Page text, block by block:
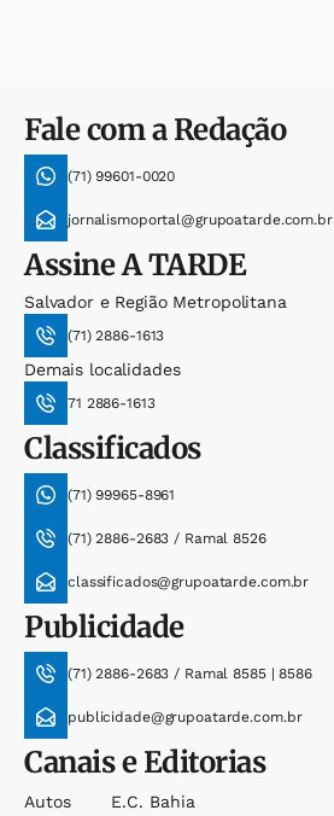
Fale com a Redação
(71) 99601-0020
jornalismoportal@grupoatarde.com.br
AssineA TARDE
Salvador e Região Metropolitana
(71) 2886-1613
Demais localidades
71 2886-1613
Classificados
(71) 99965-8961
(71) 2886-2683 / Ramal 8526
classificados@grupoatarde.com.br
Publicidade
(71) 2886-2683 / Ramal 8585 | 8586
publicidade@grupoatarde.com.br
Canais e Editorias
Autos
E.c. Bahia